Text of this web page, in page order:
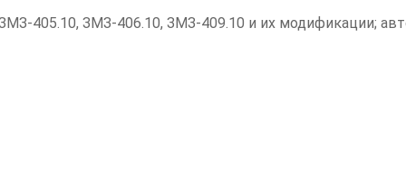
405.10, ЗМЗ-406.10, ЗМЗ-409.10 и их модификации;